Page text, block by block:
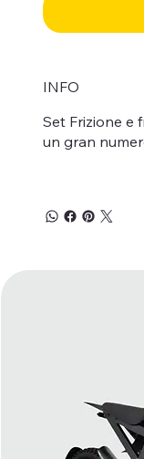
INFO
Set Frizione e
un gran